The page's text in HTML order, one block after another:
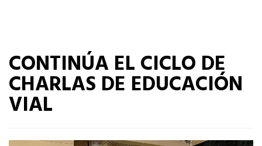
CONTINÚA EL CICLO DE
CHARLAS DE EDUCACIÓN
VIAL